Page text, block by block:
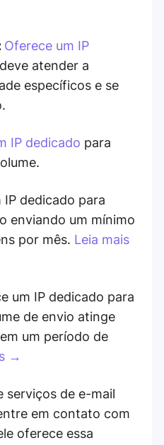
Oferece um IP
atender a
específicos e se
IP dedicado para
IP dedicado para
enviando um mínimo
por mês. Leia mais
um IP dedicado para
de envio atinge
um período de
→
serviços de e-mail
em contato com
oferece essa